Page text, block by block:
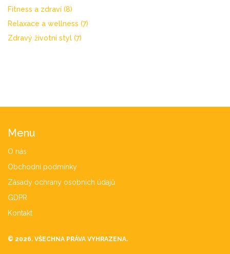
Fitness a zdraví (8)
Relaxace a wellness (7)
Zdravý životní styl (7)
Menu
O nás
Obchodní podmínky
Zásady ochrany osobních údajů
GDPR
Kontakt
© 2026. VŠECHNA PRÁVA VYHRAZENA.